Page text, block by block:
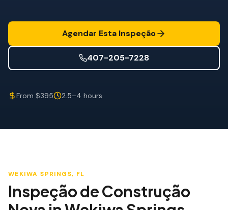
SERVIÇOS ESPECIALIZADOS
Manutenção Anual
Segurança Pós-Furacão
Imagem Térmica
Inspeção de Cupim
Agendar Esta Inspeção
407-205-7228
From $395 2.5–4 hours
WEKIWA SPRINGS, FL
Inspeção de Construção